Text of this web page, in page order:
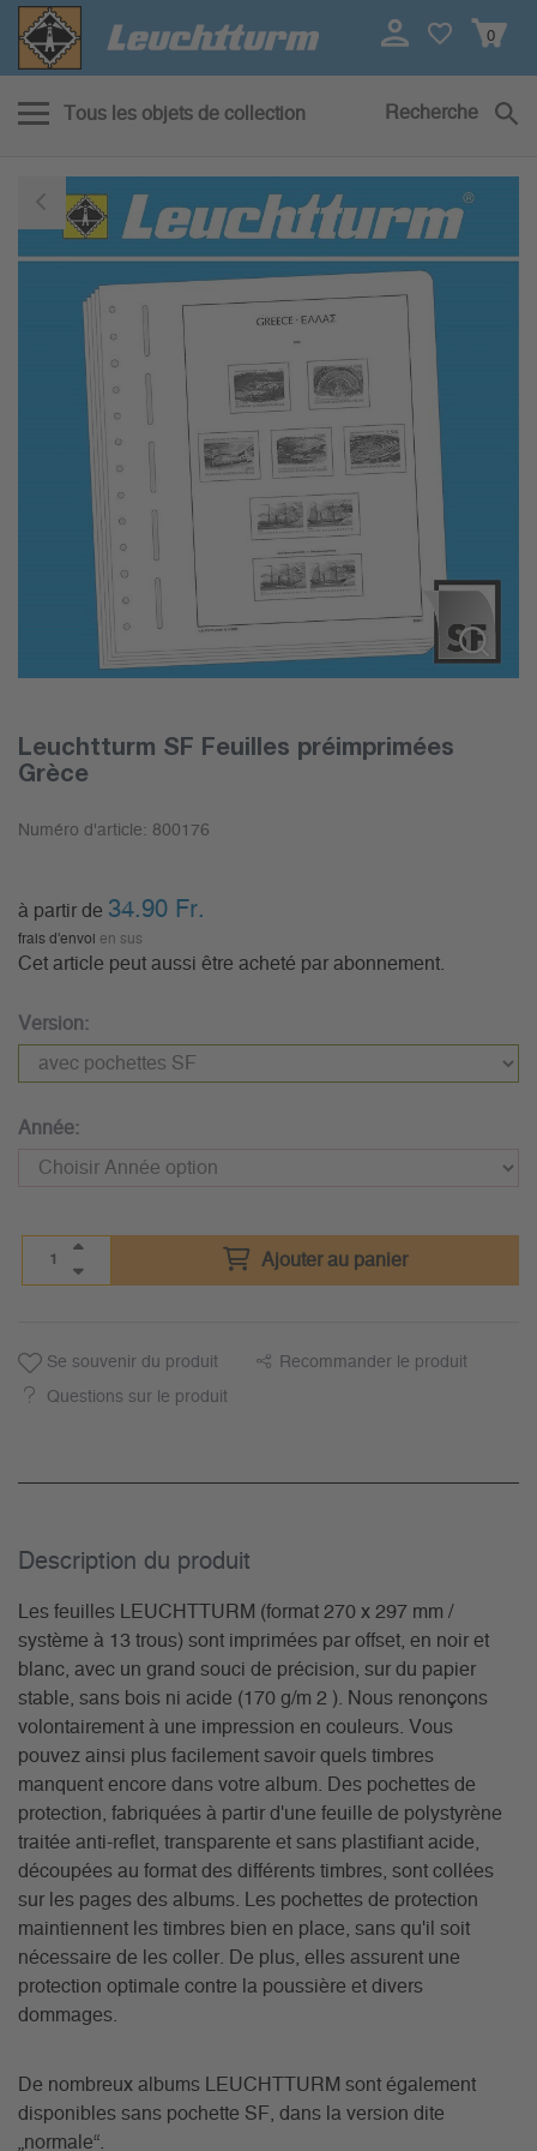
0
Tous les objets de collection Recherche
Leuchtturm SF Feuilles préimprimées
Grèce
Numéro d'article: 800176
à partir de 34.90 Fr.
frais d'envoi en sus
Cet article peut aussi être acheté par abonnement.
Version:
Année:
Ajouter au panier
Se souvenir du produit Recommander le produit
Questions sur le produit
Description du­ produit
Les feuilles LEUCHTTURM (format 270 x 297 mm /
système à 13 trous) sont imprimées par offset, en noir et
blanc, avec un grand souci de précision, sur du papier
stable, sans bois ni acide (170 g/m 2 ). Nous renonçons
volontairement à une impression en couleurs. Vous
pouvez ainsi plus facilement savoir quels timbres
manquent encore dans votre album. Des pochettes de
protection, fabriquées à partir d'une feuille de polystyrène
traitée anti-reflet, transparente et sans plastifiant acide,
découpées au format des différents timbres, sont collées
sur les pages des albums. Les pochettes de protection
maintiennent les timbres bien en place, sans qu'il soit
nécessaire de les coller. De plus, elles assurent une
protection optimale contre la poussière et divers
dommages.
De nombreux albums LEUCHTTURM sont également
disponibles sans pochette SF, dans la version dite
„normale“.